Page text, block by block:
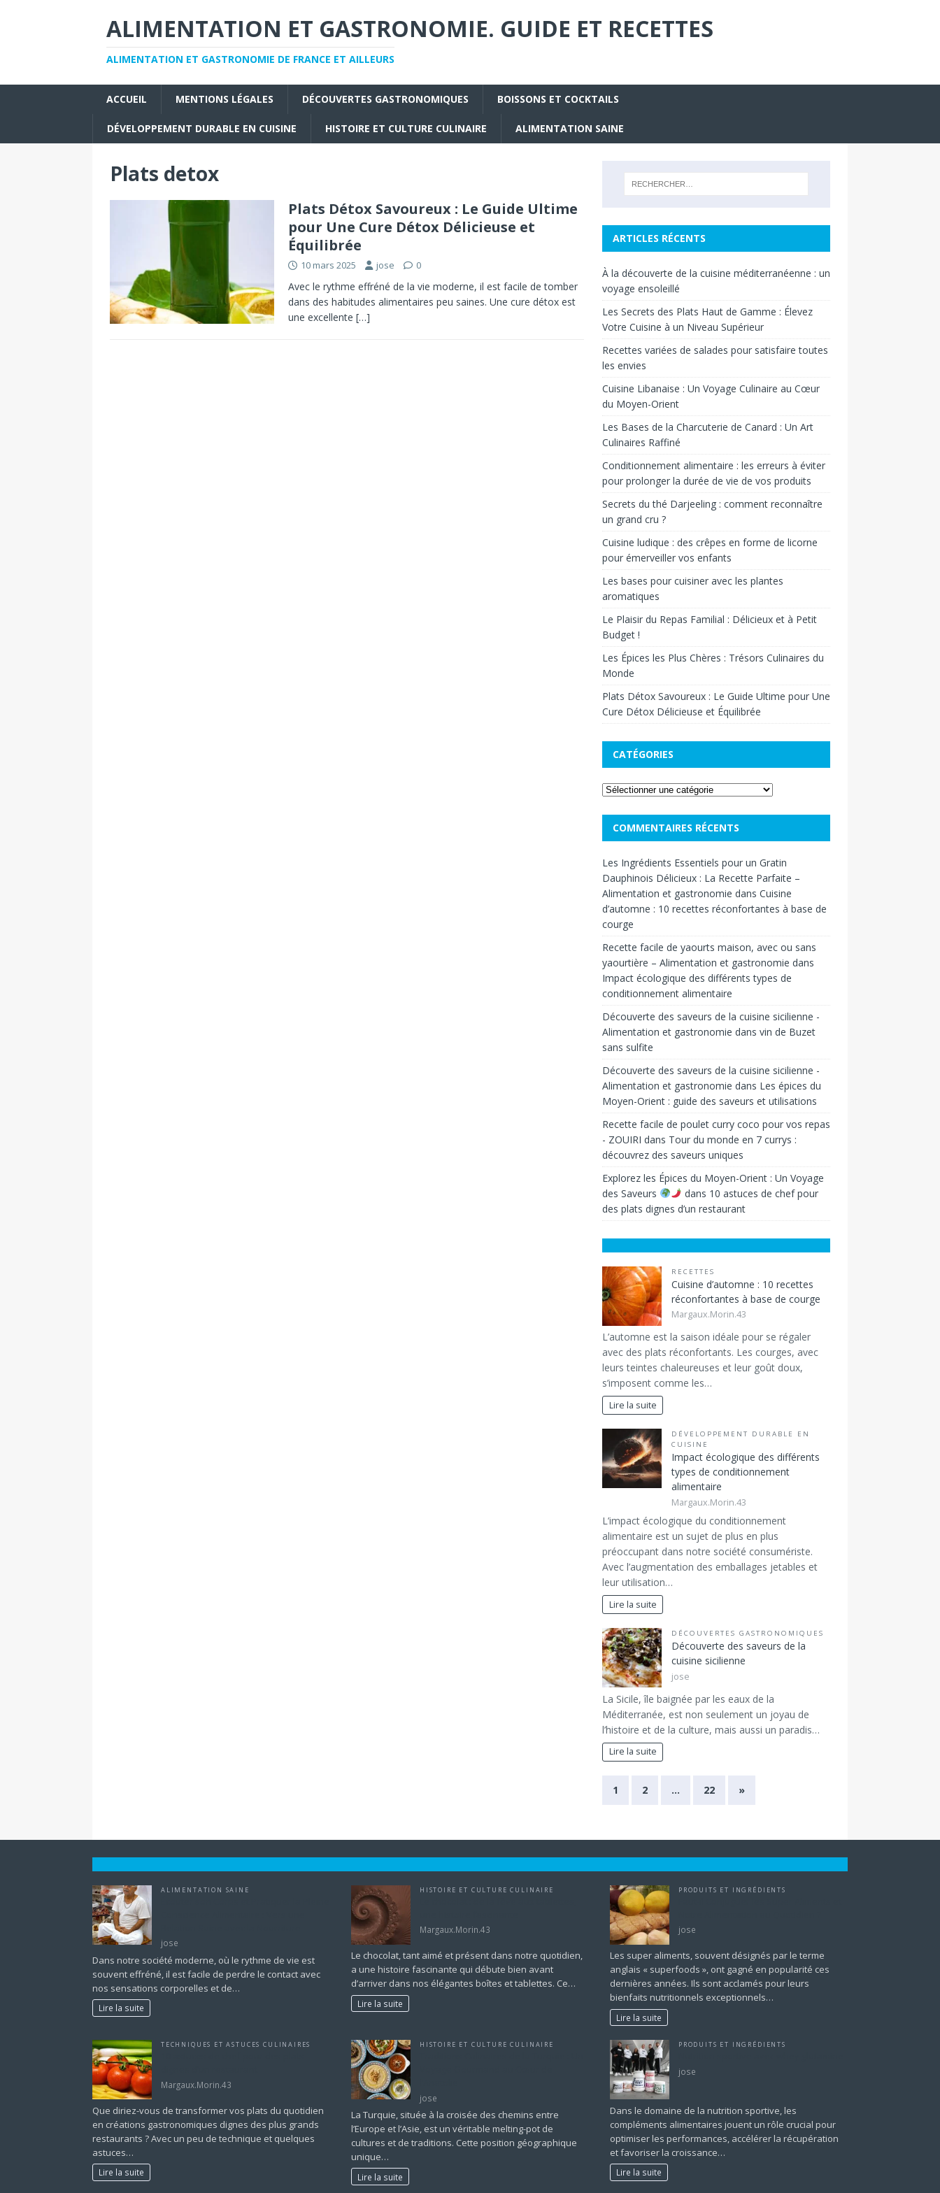
ALIMENTATION ET GASTRONOMIE. GUIDE ET RECETTES
ALIMENTATION ET GASTRONOMIE DE FRANCE ET AILLEURS
ACCUEIL MENTIONS LÉGALES DÉCOUVERTES GASTRONOMIQUES BOISSONS ET COCKTAILS
DÉVELOPPEMENT DURABLE EN CUISINE HISTOIRE ET CULTURE CULINAIRE ALIMENTATION SAINE
Plats detox
Plats Détox Savoureux : Le Guide Ultime
pour Une Cure Détox Délicieuse et
Équilibrée
10 mars 2025 jose 0
Avec le rythme effréné de la vie moderne, il est facile de tomber
dans des habitudes alimentaires peu saines. Une cure détox est
une excellente […]
ARTICLES RÉCENTS
À la découverte de la cuisine méditerranéenne : un
voyage ensoleillé
Les Secrets des Plats Haut de Gamme : Élevez
Votre Cuisine à un Niveau Supérieur
Recettes variées de salades pour satisfaire toutes
les envies
Cuisine Libanaise : Un Voyage Culinaire au Cœur
du Moyen-Orient
Les Bases de la Charcuterie de Canard : Un Art
Culinaires Raffiné
Conditionnement alimentaire : les erreurs à éviter
pour prolonger la durée de vie de vos produits
Secrets du thé Darjeeling : comment reconnaître
un grand cru ?
Cuisine ludique : des crêpes en forme de licorne
pour émerveiller vos enfants
Les bases pour cuisiner avec les plantes
aromatiques
Le Plaisir du Repas Familial : Délicieux et à Petit
Budget !
Les Épices les Plus Chères : Trésors Culinaires du
Monde
Plats Détox Savoureux : Le Guide Ultime pour Une
Cure Détox Délicieuse et Équilibrée
CATÉGORIES
COMMENTAIRES RÉCENTS
Les Ingrédients Essentiels pour un Gratin
Dauphinois Délicieux : La Recette Parfaite –
Alimentation et gastronomie dans Cuisine
d’automne : 10 recettes réconfortantes à base de
courge
Recette facile de yaourts maison, avec ou sans
yaourtière – Alimentation et gastronomie dans
Impact écologique des différents types de
conditionnement alimentaire
Découverte des saveurs de la cuisine sicilienne -
Alimentation et gastronomie dans vin de Buzet
sans sulfite
Découverte des saveurs de la cuisine sicilienne -
Alimentation et gastronomie dans Les épices du
Moyen-Orient : guide des saveurs et utilisations
Recette facile de poulet curry coco pour vos repas
- ZOUIRI dans Tour du monde en 7 currys :
découvrez des saveurs uniques
Explorez les Épices du Moyen-Orient : Un Voyage
des Saveurs
dans 10 astuces de chef pour
des plats dignes d’un restaurant
RECETTES
Cuisine d’automne : 10 recettes
réconfortantes à base de courge
Margaux.Morin.43
L’automne est la saison idéale pour se régaler
avec des plats réconfortants. Les courges, avec
leurs teintes chaleureuses et leur goût doux,
s’imposent comme les…
Lire la suite
DÉVELOPPEMENT DURABLE EN
CUISINE
Impact écologique des différents
types de conditionnement
alimentaire
Margaux.Morin.43
L’impact écologique du conditionnement
alimentaire est un sujet de plus en plus
préoccupant dans notre société consumériste.
Avec l’augmentation des emballages jetables et
leur utilisation…
Lire la suite
DÉCOUVERTES GASTRONOMIQUES
Découverte des saveurs de la
cuisine sicilienne
jose
La Sicile, île baignée par les eaux de la
Méditerranée, est non seulement un joyau de
l’histoire et de la culture, mais aussi un paradis…
Lire la suite
1 2 … 22 »
ALIMENTATION SAINE
jose
Dans notre société moderne, où le rythme de vie est
souvent effréné, il est facile de perdre le contact avec
nos sensations corporelles et de…
Lire la suite
HISTOIRE ET CULTURE CULINAIRE
Margaux.Morin.43
Le chocolat, tant aimé et présent dans notre quotidien,
a une histoire fascinante qui débute bien avant
d’arriver dans nos élégantes boîtes et tablettes. Ce…
Lire la suite
PRODUITS ET INGRÉDIENTS
jose
Les super aliments, souvent désignés par le terme
anglais « superfoods », ont gagné en popularité ces
dernières années. Ils sont acclamés pour leurs
bienfaits nutritionnels exceptionnels…
Lire la suite
TECHNIQUES ET ASTUCES CULINAIRES
Margaux.Morin.43
Que diriez-vous de transformer vos plats du quotidien
en créations gastronomiques dignes des plus grands
restaurants ? Avec un peu de technique et quelques
astuces…
Lire la suite
HISTOIRE ET CULTURE CULINAIRE
jose
La Turquie, située à la croisée des chemins entre
l’Europe et l’Asie, est un véritable melting-pot de
cultures et de traditions. Cette position géographique
unique…
Lire la suite
PRODUITS ET INGRÉDIENTS
jose
Dans le domaine de la nutrition sportive, les
compléments alimentaires jouent un rôle crucial pour
optimiser les performances, accélérer la récupération
et favoriser la croissance…
Lire la suite